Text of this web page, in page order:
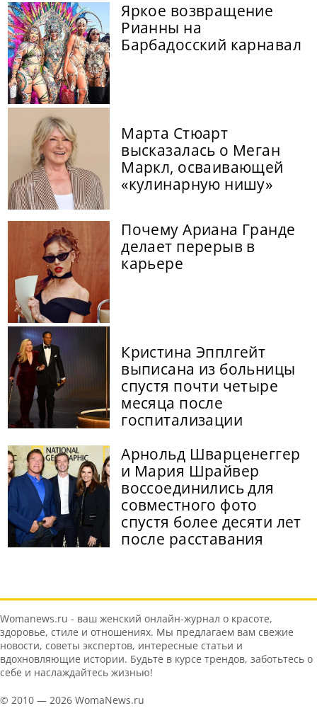
Яркое возвращение
Рианны на
Барбадосский карнавал
Марта Стюарт
высказалась о Меган
Маркл, осваивающей
«кулинарную нишу»
Почему Ариана Гранде
делает перерыв в
карьере
Кристина Эпплгейт
выписана из больницы
спустя почти четыре
месяца после
госпитализации
Арнольд Шварценеггер
и Мария Шрайвер
воссоединились для
совместного фото
спустя более десяти лет
после расставания
Womanews.ru - ваш женский онлайн-журнал о красоте,
здоровье, стиле и отношениях. Мы предлагаем вам свежие
новости, советы экспертов, интересные статьи и
вдохновляющие истории. Будьте в курсе трендов, заботьтесь о
себе и наслаждайтесь жизнью!
© 2010 — 2026 WomaNews.ru